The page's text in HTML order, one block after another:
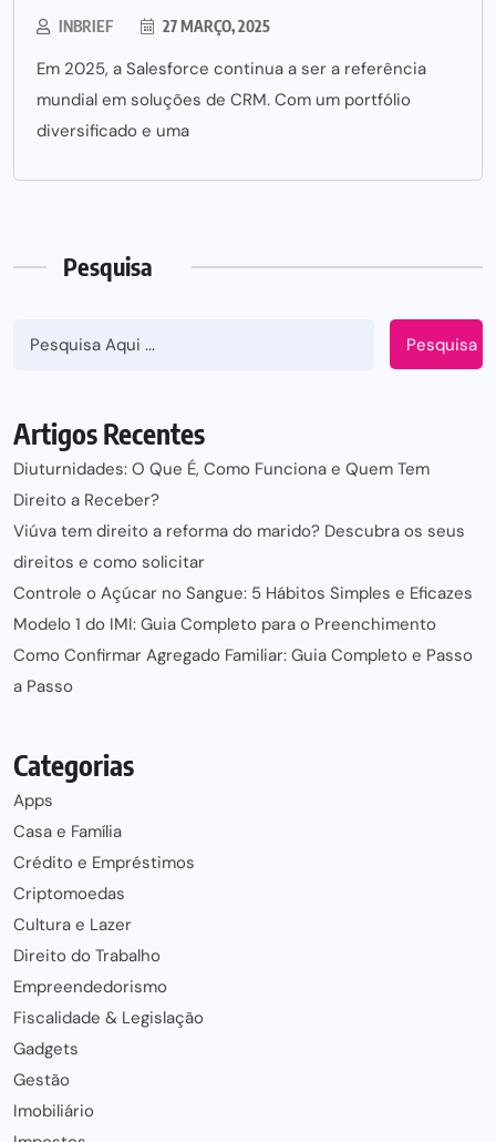
INBRIEF 27 MARÇO, 2025
Em 2025, a Salesforce continua a ser a referência
mundial em soluções de CRM. Com um portfólio
diversificado e uma
Pesquisa
Pesquisa
Artigos Recentes
Diuturnidades: O Que É, Como Funciona e Quem Tem
Direito a Receber?
Viúva tem direito a reforma do marido? Descubra os seus
direitos e como solicitar
Controle o Açúcar no Sangue: 5 Hábitos Simples e Eficazes
Modelo 1 do IMI: Guia Completo para o Preenchimento
Como Confirmar Agregado Familiar: Guia Completo e Passo
a Passo
Categorias
Apps
Casa e Família
Crédito e Empréstimos
Criptomoedas
Cultura e Lazer
Direito do Trabalho
Empreendedorismo
Fiscalidade & Legislação
Gadgets
Gestão
Imobiliário